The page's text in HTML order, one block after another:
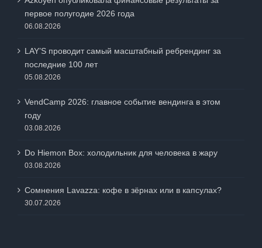
Azkoyen опубликовала финансовые результаты за
первое полугодие 2026 года
LAY’S проводит самый масштабный ребрендинг за
последние 100 лет
VendCamp 2026: главное событие вендинга в этом
году
Do Hiemon Box: холодильник для человека в жару
Сомнения Lavazza: кофе в зёрнах или в капсулах?